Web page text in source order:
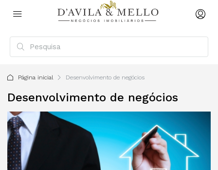
Página inicial Desenvolvimento de negócios
Desenvolvimento de negócios